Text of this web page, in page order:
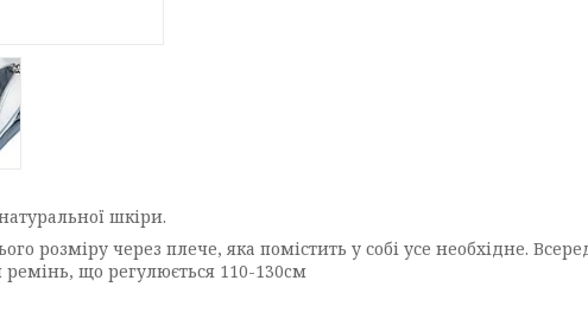
шкіри.
розміру через плече, яка помістить у собі усе необхідне.
що регулюється 110-130cм